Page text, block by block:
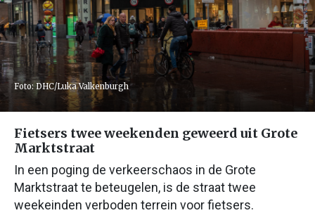
Foto: DHC/Luka Valkenburgh
Fietsers twee weekenden geweerd uit Grote
Marktstraat
In een poging de verkeerschaos in de Grote
Marktstraat te beteugelen, is de straat twee
weekeinden verboden terrein voor fietsers.